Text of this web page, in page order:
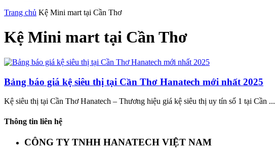
Trang chủ Kệ Mini mart tại Cần Thơ
Kệ Mini mart tại Cần Thơ
Bảng báo giá kệ siêu thị tại Cần Thơ Hanatech mới nhất 2025
Kệ siêu thị tại Cần Thơ Hanatech – Thương hiệu giá kệ siêu thị uy tín số 1 tại Cần ...
Thông tin liên hệ
CÔNG TY TNHH HANATECH VIỆT NAM